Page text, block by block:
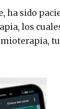
ha sido
los